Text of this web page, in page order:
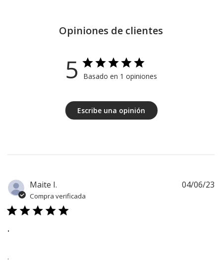
Opiniones de clientes
5 Basado en 1 opiniones
Escribe una opinión
Maite I.
Compra verificada
.
.
04/06/23